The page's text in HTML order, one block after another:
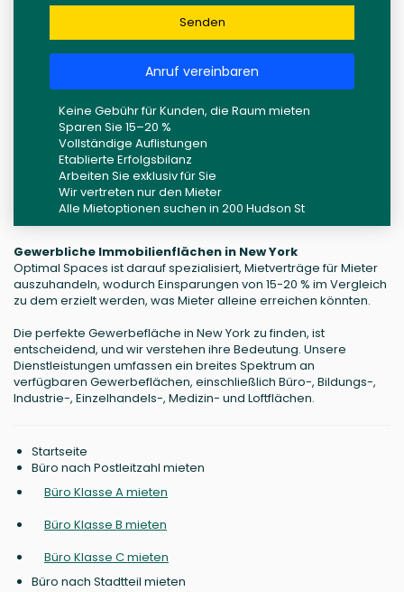
Senden
Anruf vereinbaren
Keine Gebühr für Kunden, die Raum mieten
Sparen Sie 15–20 %
Vollständige Auflistungen
Etablierte Erfolgsbilanz
Arbeiten Sie exklusiv für Sie
Wir vertreten nur den Mieter
Alle Mietoptionen suchen in 200 Hudson St
Gewerbliche Immobilienflächen in New York
Optimal Spaces ist darauf spezialisiert, Mietverträge für Mieter
auszuhandeln, wodurch Einsparungen von 15-20 % im Vergleich
zu dem erzielt werden, was Mieter alleine erreichen könnten.
Die perfekte Gewerbefläche in New York zu finden, ist
entscheidend, und wir verstehen ihre Bedeutung. Unsere
Dienstleistungen umfassen ein breites Spektrum an
verfügbaren Gewerbeflächen, einschließlich Büro-, Bildungs-,
Industrie-, Einzelhandels-, Medizin- und Loftflächen.
Startseite
Büro nach Postleitzahl mieten
Büro Klasse A mieten
Büro Klasse B mieten
Büro Klasse C mieten
Büro nach Stadtteil mieten